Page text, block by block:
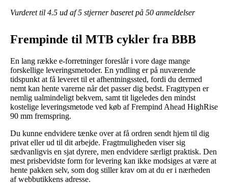
Vurderet til 4.5 ud af 5 stjerner baseret på 50 anmeldelser
Frempinde til MTB cykler fra BBB
En lang række e-forretninger foreslår i vore dage mange
forskellige leveringsmetoder. En yndling er på nuværende
tidspunkt at få leveret til et afhentningssted, fordi du dermed
nemt kan hente varerne når det passer dig bedst. Fragttypen er
nemlig ualmindeligt bekvem, samt tit ligeledes den mindst
kostelige leveringsmetode ved køb af Frempind Ahead HighRise
90 mm fremspring.
Du kunne endvidere tænke over at få ordren sendt hjem til dig
privat eller ud til dit arbejde. Fragtmuligheden viser sig
sædvanligvis en sjat dyrere, men endvidere særligt praktisk. Den
mest prisbevidste form for levering kan ikke modsiges at være at
hente pakken selv, som dog stiller krav om at du er i nærheden
af webbutikkens adresse.